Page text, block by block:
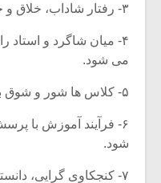
۳- رفتار شاداب، خلاق و حتی گاه عاطفی دارد.
۴- میان شاگرد و استاد
می شود.
۵- کلاس ها شور و شوق بسیار دارند.
۶- فرآیند آموزش با
شود.
۷- کنجکاوی گرایی، دانستن گرایی.
متن
شیش و
اگر نمی
بدنام